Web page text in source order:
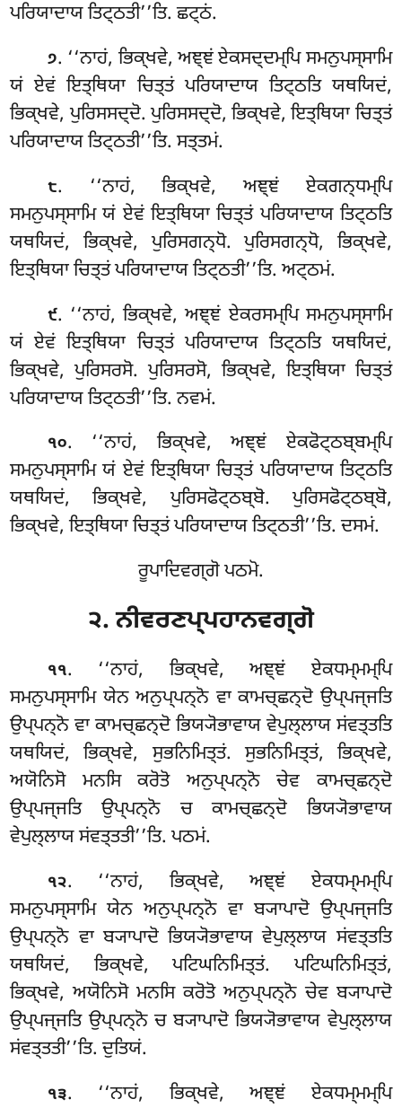
ਪਰਿਯਾਦਾਯ ਤਿਟ੍ਠਤੀ’’ਤਿ. ਛਟ੍ਠਂ.
੭. ‘‘ਨਾਹਂ, ਭਿਕ੍ਖਵੇ, ਅਞ੍ਞਂ ਏਕਸਦ੍ਦਮ੍ਪਿ ਸਮਨੁਪਸ੍ਸਾਮਿ
ਯਂ ਏਵਂ ਇਤ੍ਥਿਯਾ ਚਿਤ੍ਤਂ ਪਰਿਯਾਦਾਯ ਤਿਟ੍ਠਤਿ ਯਥਯਿਦਂ,
ਭਿਕ੍ਖਵੇ, ਪੁਰਿਸਸਦ੍ਦੋ. ਪੁਰਿਸਸਦ੍ਦੋ, ਭਿਕ੍ਖਵੇ, ਇਤ੍ਥਿਯਾ ਚਿਤ੍ਤਂ
ਪਰਿਯਾਦਾਯ ਤਿਟ੍ਠਤੀ’’ਤਿ. ਸਤ੍ਤਮਂ.
੮. ‘‘ਨਾਹਂ, ਭਿਕ੍ਖਵੇ, ਅਞ੍ਞਂ ਏਕਗਨ੍ਧਮ੍ਪਿ
ਸਮਨੁਪਸ੍ਸਾਮਿ ਯਂ ਏਵਂ ਇਤ੍ਥਿਯਾ ਚਿਤ੍ਤਂ ਪਰਿਯਾਦਾਯ ਤਿਟ੍ਠਤਿ
ਯਥਯਿਦਂ, ਭਿਕ੍ਖਵੇ, ਪੁਰਿਸਗਨ੍ਧੋ. ਪੁਰਿਸਗਨ੍ਧੋ, ਭਿਕ੍ਖਵੇ,
ਇਤ੍ਥਿਯਾ ਚਿਤ੍ਤਂ ਪਰਿਯਾਦਾਯ ਤਿਟ੍ਠਤੀ’’ਤਿ. ਅਟ੍ਠਮਂ.
੯. ‘‘ਨਾਹਂ, ਭਿਕ੍ਖਵੇ, ਅਞ੍ਞਂ ਏਕਰਸਮ੍ਪਿ ਸਮਨੁਪਸ੍ਸਾਮਿ
ਯਂ ਏਵਂ ਇਤ੍ਥਿਯਾ ਚਿਤ੍ਤਂ ਪਰਿਯਾਦਾਯਤਿਟ੍ਠਤਿ ਯਥਯਿਦਂ,
ਭਿਕ੍ਖਵੇ, ਪੁਰਿਸਰਸੋ. ਪੁਰਿਸਰਸੋ, ਭਿਕ੍ਖਵੇ, ਇਤ੍ਥਿਯਾ ਚਿਤ੍ਤਂ
ਪਰਿਯਾਦਾਯ ਤਿਟ੍ਠਤੀ’’ਤਿ. ਨਵਮਂ.
੧੦. ‘‘ਨਾਹਂ, ਭਿਕ੍ਖਵੇ, ਅਞ੍ਞਂ ਏਕਫੋਟ੍ਠਬ੍ਬਮ੍ਪਿ
ਸਮਨੁਪਸ੍ਸਾਮਿ ਯਂ ਏਵਂਇਤ੍ਥਿਯਾ ਚਿਤ੍ਤਂ ਪਰਿਯਾਦਾਯ ਤਿਟ੍ਠਤਿ
ਯਥਯਿਦਂ, ਭਿਕ੍ਖਵੇ, ਪੁਰਿਸਫੋਟ੍ਠਬ੍ਬੋ. ਪੁਰਿਸਫੋਟ੍ਠਬ੍ਬੋ,
ਭਿਕ੍ਖਵੇ, ਇਤ੍ਥਿਯਾ ਚਿਤ੍ਤਂ ਪਰਿਯਾਦਾਯ ਤਿਟ੍ਠਤੀ’’ਤਿ. ਦਸਮਂ.
ਰੂਪਾਦਿਵਗ੍ਗੋ ਪਠਮੋ.
੨. ਨੀਵਰਣਪ੍ਪਹਾਨਵਗ੍ਗੋ
੧੧. ‘‘ਨਾਹਂ, ਭਿਕ੍ਖਵੇ, ਅਞ੍ਞਂ ਏਕਧਮ੍ਮਮ੍ਪਿ
ਸਮਨੁਪਸ੍ਸਾਮਿ ਯੇਨ ਅਨੁਪ੍ਪਨ੍ਨੋ ਵਾ ਕਾਮਚ੍ਛਨ੍ਦੋ ਉਪ੍ਪਜ੍ਜਤਿ
ਉਪ੍ਪਨ੍ਨੋ ਵਾ ਕਾਮਚ੍ਛਨ੍ਦੋ ਭਿਯ੍ਯੋਭਾਵਾਯ ਵੇਪੁਲ੍ਲਾਯ ਸਂਵਤ੍ਤਤਿ
ਯਥਯਿਦਂ, ਭਿਕ੍ਖਵੇ, ਸੁਭਨਿਮਿਤ੍ਤਂ. ਸੁਭਨਿਮਿਤ੍ਤਂ, ਭਿਕ੍ਖਵੇ,
ਅਯੋਨਿਸੋ ਮਨਸਿ ਕਰੋਤੋ ਅਨੁਪ੍ਪਨ੍ਨੋ ਚੇਵ ਕਾਮਚ੍ਛਨ੍ਦੋ
ਉਪ੍ਪਜ੍ਜਤਿ ਉਪ੍ਪਨ੍ਨੋ ਚ ਕਾਮਚ੍ਛਨ੍ਦੋ ਭਿਯ੍ਯੋਭਾਵਾਯ
ਵੇਪੁਲ੍ਲਾਯ ਸਂਵਤ੍ਤਤੀ’’ਤਿ. ਪਠਮਂ.
੧੨. ‘‘ਨਾਹਂ, ਭਿਕ੍ਖਵੇ, ਅਞ੍ਞਂ ਏਕਧਮ੍ਮਮ੍ਪਿ
ਸਮਨੁਪਸ੍ਸਾਮਿ ਯੇਨ ਅਨੁਪ੍ਪਨ੍ਨੋ ਵਾ ਬ੍ਯਾਪਾਦੋ ਉਪ੍ਪਜ੍ਜਤਿ
ਉਪ੍ਪਨ੍ਨੋ ਵਾ ਬ੍ਯਾਪਾਦੋ ਭਿਯ੍ਯੋਭਾਵਾਯ ਵੇਪੁਲ੍ਲਾਯ ਸਂਵਤ੍ਤਤਿ
ਯਥਯਿਦਂ, ਭਿਕ੍ਖਵੇ, ਪਟਿਘਨਿਮਿਤ੍ਤਂ. ਪਟਿਘਨਿਮਿਤ੍ਤਂ,
ਭਿਕ੍ਖਵੇ, ਅਯੋਨਿਸੋ ਮਨਸਿ ਕਰੋਤੋ ਅਨੁਪ੍ਪਨ੍ਨੋ ਚੇਵ ਬ੍ਯਾਪਾਦੋ
ਉਪ੍ਪਜ੍ਜਤਿ ਉਪ੍ਪਨ੍ਨੋ ਚ ਬ੍ਯਾਪਾਦੋ ਭਿਯ੍ਯੋਭਾਵਾਯ ਵੇਪੁਲ੍ਲਾਯ
ਸਂਵਤ੍ਤਤੀ’’ਤਿ. ਦੁਤਿਯਂ.
੧੩. ‘‘ਨਾਹਂ, ਭਿਕ੍ਖਵੇ, ਅਞ੍ਞਂ ਏਕਧਮ੍ਮਮ੍ਪਿ